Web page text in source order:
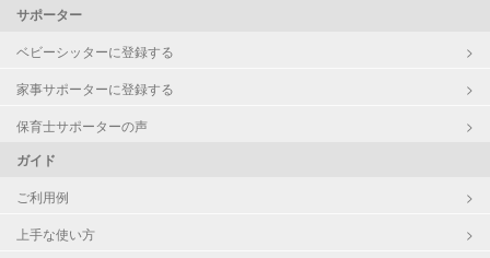
サポーター
ベビーシッターに登録する
家事サポーターに登録する
保育士サポーターの声
ガイド
ご利用例
上手な使い方